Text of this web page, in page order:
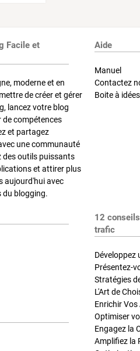
Facile et
moderne et en
de créer et gérer
lancez votre blog
de compétences
et partagez
une communauté
des outils puissants
et attirer plus
aujourd'hui avec
du blogging.
Aide
Manuel
Contactez
Boite à idées
12
trafic
Développez
Présentez-
L'Art de
Optimiser
Engagez la
Amplifiez la